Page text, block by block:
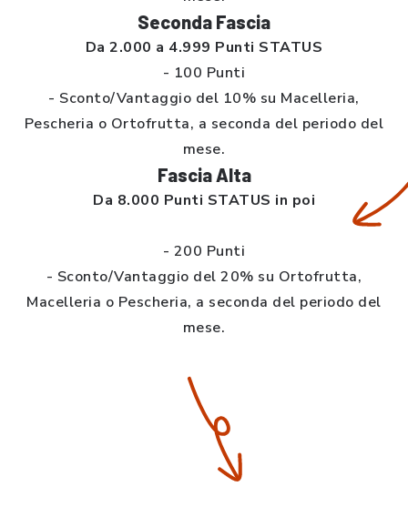
Seconda Fascia
Da 2.000 a 4.999 Punti STATUS
- 100 Punti
- Sconto/Vantaggio del 10% su Macelleria,
Pescheria o Ortofrutta, a seconda del periodo del
mese.
Fascia Alta
Da 8.000 Punti STATUS in poi
- 200 Punti
- Sconto/Vantaggio del 20% su Ortofrutta,
Macelleria o Pescheria, a seconda del periodo del
mese.